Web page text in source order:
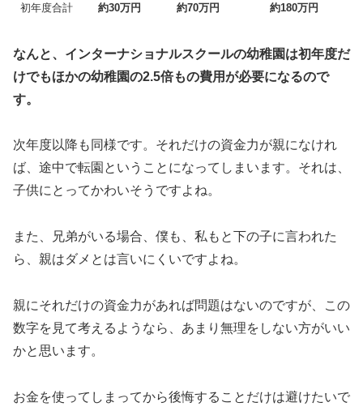
初年度合計
約30万円 約70万円 約180万円
なんと、インターナショナルスクールの幼稚園は初年度だ
けでもほかの幼稚園の2.5倍もの費用が必要になるので
す。
次年度以降も同様です。それだけの資金力が親になけれ
ば、途中で転園ということになってしまいます。それは、
子供にとってかわいそうですよね。
また、兄弟がいる場合、僕も、私もと下の子に言われた
ら、親はダメとは言いにくいですよね。
親にそれだけの資金力があれば問題はないのですが、この
数字を見て考えるようなら、あまり無理をしない方がいい
かと思います。
お金を使ってしまってから後悔することだけは避けたいで